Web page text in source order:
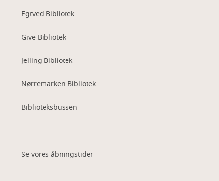
Egtved Bibliotek
Give Bibliotek
Jelling Bibliotek
Nørremarken Bibliotek
Biblioteksbussen
Se vores åbningstider